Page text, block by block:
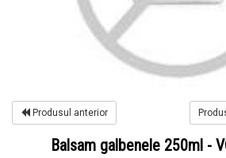
Produsul anterior
Balsam galbenele 250ml -